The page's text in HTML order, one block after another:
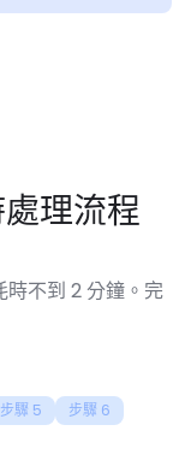
理流程
不到 2 分鐘。完
步驟 5 步驟 6